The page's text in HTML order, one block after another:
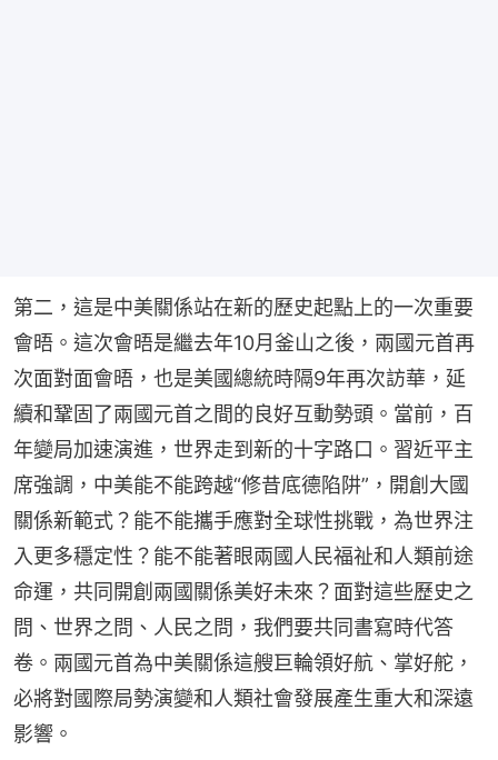
第二，這是中美關係站在新的歷史起點上的一次重要
會晤。這次會晤是繼去年10月釜山之後，兩國元首再
次面對面會晤，也是美國總統時隔9年再次訪華，延
續和鞏固了兩國元首之間的良好互動勢頭。當前，百
年變局加速演進，世界走到新的十字路口。習近平主
席強調，中美能不能跨越“修昔底德陷阱”，開創大國
關係新範式？能不能攜手應對全球性挑戰，為世界注
入更多穩定性？能不能著眼兩國人民福祉和人類前途
命運，共同開創兩國關係美好未來？面對這些歷史之
問、世界之問、人民之問，我們要共同書寫時代答
卷。兩國元首為中美關係這艘巨輪領好航、掌好舵，
必將對國際局勢演變和人類社會發展產生重大和深遠
影響。